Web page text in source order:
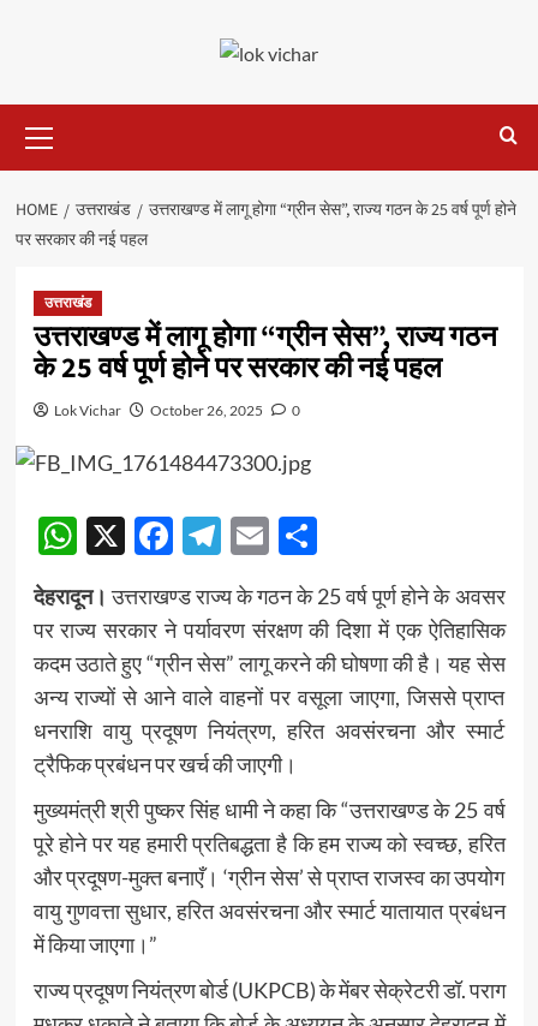
Menu
HOME उत्तराखंड
उत्तराखण्ड में लागू होगा “ग्रीन सेस”, राज्य गठन के 25 वर्ष पूर्ण होने
पर सरकार की नई पहल
उत्तराखंड
उत्तराखण्ड में लागू होगा “ग्रीन सेस”, राज्य गठन
के 25 वर्ष पूर्ण होने पर सरकार की नई पहल
Lok Vichar October 26, 2025 0
WhatsApp
X Facebook
Telegram
EmailShare
देहरादून। उत्तराखण्ड राज्य के गठन के 25 वर्ष पूर्ण होने के अवसर
पर राज्य सरकार ने पर्यावरण संरक्षण की दिशा में एक ऐतिहासिक
कदम उठाते हुए “ग्रीन सेस” लागू करने की घोषणा की है। यह सेस
अन्य राज्यों से आने वाले वाहनों पर वसूला जाएगा, जिससे प्राप्त
धनराशि वायु प्रदूषण नियंत्रण, हरित अवसंरचना और स्मार्ट
ट्रैफिक प्रबंधन पर खर्च की जाएगी।
मुख्यमंत्री श्री पुष्कर सिंह धामी ने कहा कि “उत्तराखण्ड के 25 वर्ष
पूरे होने पर यह हमारी प्रतिबद्धता है कि हम राज्य को स्वच्छ, हरित
और प्रदूषण-मुक्त बनाएँ। ‘ग्रीन सेस’ से प्राप्त राजस्व का उपयोग
वायु गुणवत्ता सुधार, हरित अवसंरचना और स्मार्ट यातायात प्रबंधन
में किया जाएगा।”
राज्य प्रदूषण नियंत्रण बोर्ड (UKPCB) के मेंबर सेक्रेटरी डॉ. पराग